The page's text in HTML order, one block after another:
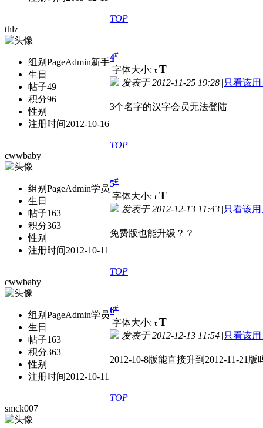
TOP
thlz
组别 PageAdmin新手
生日
帖子49
积分96
性别
注册时间2012-10-16
4#
字体大小: t T
发表于2012-11-25 19:28 |只看该
3个名字的汉字会员无法登陆
TOP
cwwbaby
组别 PageAdmin学员
生日
帖子163
积分363
性别
注册时间2012-10-11
5#
字体大小: t T
发表于2012-12-13 11:43 |只看该
免费版也能升级？？
TOP
cwwbaby
组别 PageAdmin学员
生日
帖子163
积分363
性别
注册时间2012-10-11
6#
字体大小: t T
发表于2012-12-13 11:54 |只看该
2012-10-8版能直接升到2012-11-21版
TOP
smck007